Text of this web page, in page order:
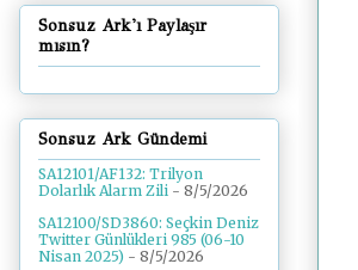
Sonsuz Ark'ı Paylaşır
mısın?
Sonsuz Ark Gündemi
SA12101/AF132: Trilyon
Dolarlık Alarm Zili - 8/5/2026
SA12100/SD3860: Seçkin Deniz
Twitter Günlükleri 985 (06-10
Nisan 2025) - 8/5/2026